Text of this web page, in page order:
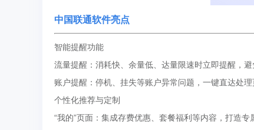
中国联通软件亮点
智能提醒功能
流量提醒：消耗快、余量低、达量限速时立即提醒，避
账户提醒：停机、挂失等账户异常问题，一键直达处理
个性化推荐与定制
“我的”页面：集成存费优惠、套餐福利等内容，打造专